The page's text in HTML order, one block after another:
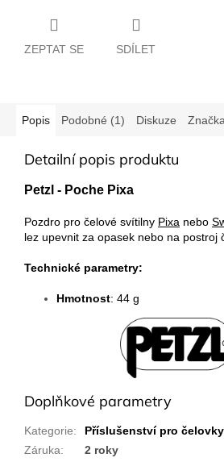
ZEPTAT SE SDÍLET
Popis Podobné (1) Diskuze Značka
Detailní popis produktu
Petzl - Poche Pixa
Pozdro pro čelové svítilny Pixa nebo
lez upevnit za opasek nebo na postroj
Technické parametry:
Hmotnost: 44 g
Doplňkové parametry
Kategorie:
Příslušenství pro čelovky
Záruka:
2 roky